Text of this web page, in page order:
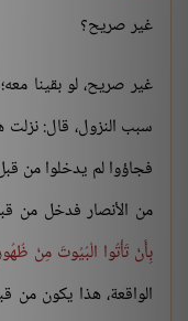
غير صريح؟
غير صريح، لو بقينا
سبب النزول، قال: نزلت
فجاؤوا لم يدخلوا من
من الأنصار فدخل من
بِأَنْ تَأْتُوا الْبُيُوتَ مِنْ
الواقعة، هذا يكون من